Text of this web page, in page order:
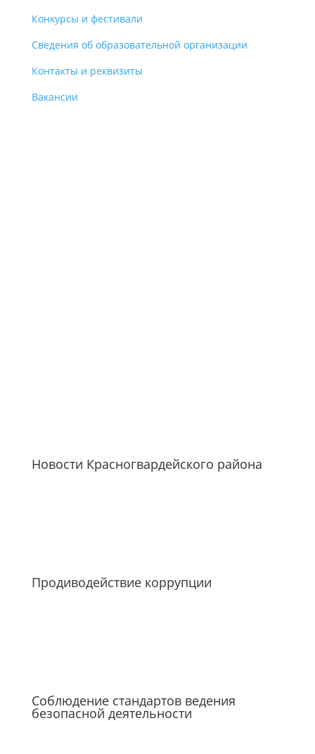
Конкурсы и фестивали
Сведения об образовательной организации
Контакты и реквизиты
Вакансии
Новости Красногвардейского района
Продиводействие коррупции
Соблюдение стандартов ведения
безопасной деятельности